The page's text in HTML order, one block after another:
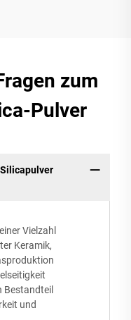
zum
Pulver
Vielzahl
Keramik,
Bestandteil
und